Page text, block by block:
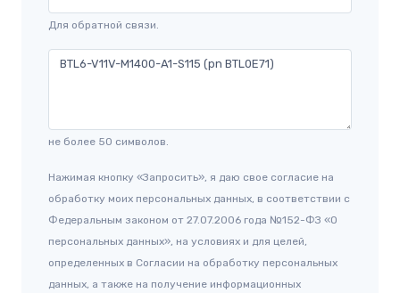
Для обратной связи.
не более 50 символов.
Нажимая кнопку «Запросить», я даю свое согласие на
обработку моих персональных данных, в соответствии с
Федеральным законом от 27.07.2006 года №152-ФЗ «О
персональных данных», на условиях и для целей,
определенных в Согласии на обработку персональных
данных, а также на получение информационных